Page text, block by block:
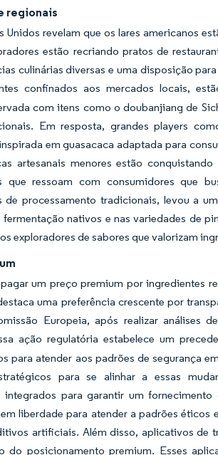
regionais
revelam que os lares americanos
estão recriando pratos de
culinárias diversas e uma disposição
confinados aos mercados locais,
com itens como o doubanjiang de
Em resposta, grandes players
em guasacaca adaptada para
artesanais menores estão
ressoam com consumidores que
processamento tradicionais, levou a
nativos e nas variedades de
exploradores de sabores que valorizam
um preço premium por ingredientes
uma preferência crescente por
Europeia, após realizar análises
ação regulatória estabelece um
para atender aos padrões de segurança
para se alinhar a essas
para garantir um
liberdade para atender a padrões éticos
artificiais. Além disso, aplicativos de
do posicionamento premium. Esses